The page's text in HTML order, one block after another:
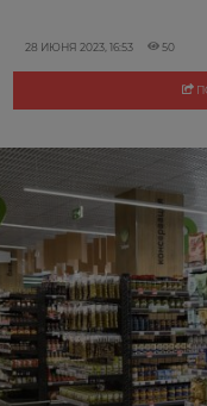
28 ИЮНЯ 2023, 16:53 50